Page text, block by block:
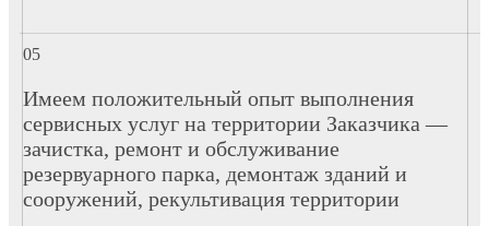
Имеем положительный опыт выполнения
сервисных услуг на территории Заказчика —
зачистка, ремонт и обслуживание
резервуарного парка, демонтаж зданий и
сооружений, рекультивация территории